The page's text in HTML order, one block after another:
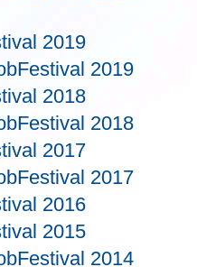
2019
2019
2018
2018
2017
2017
2016
2015
2014